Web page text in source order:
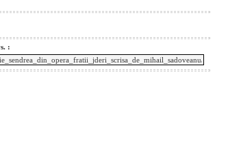
: